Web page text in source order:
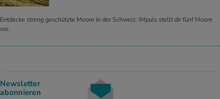
Entdecke streng geschützte Moore in der Schweiz: iMpuls stellt dir fünf Moore
vor.
Newsletter
abonnieren